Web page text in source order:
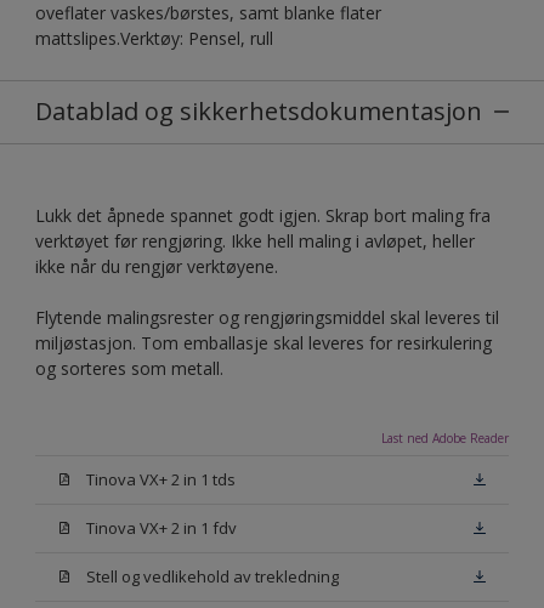
oveflater vaskes/børstes, samt blanke flater
mattslipes.Verktøy: Pensel, rull
Datablad og sikkerhetsdokumentasjon
Lukk det åpnede spannet godt igjen. Skrap bort maling fra
verktøyet før rengjøring. Ikke hell maling i avløpet, heller
ikke når du rengjør verktøyene.
Flytende malingsrester og rengjøringsmiddel skal leveres til
miljøstasjon. Tom emballasje skal leveres for resirkulering
og sorteres som metall.
Last ned Adobe Reader
Tinova VX+ 2 in 1 tds
Tinova VX+ 2 in 1 fdv
Stell og vedlikehold av trekledning